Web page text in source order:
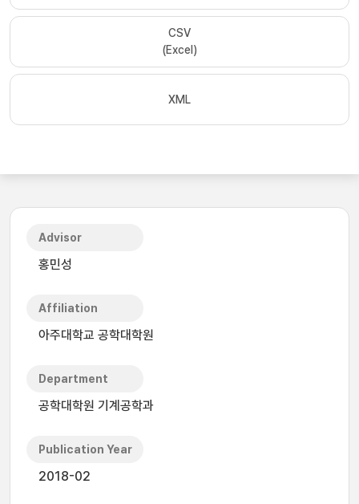
CSV
(Excel)
XML
Advisor
홍민성
Affiliation
아주대학교 공학대학원
Department
공학대학원 기계공학과
Publication Year
2018-02